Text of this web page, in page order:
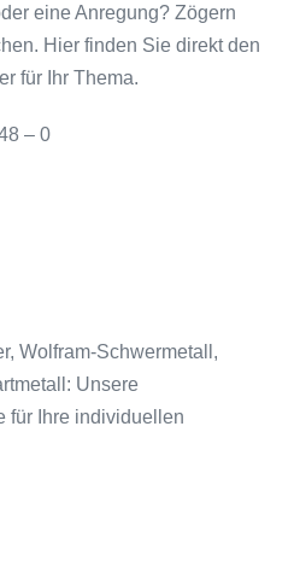
eine Anregung? Zögern
Hier finden Sie direkt den
für Ihr Thema.
– 0
Wolfram-Schwermetall,
Unsere
für Ihre individuellen